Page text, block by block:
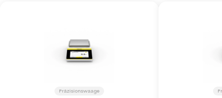
Präzisionswaage